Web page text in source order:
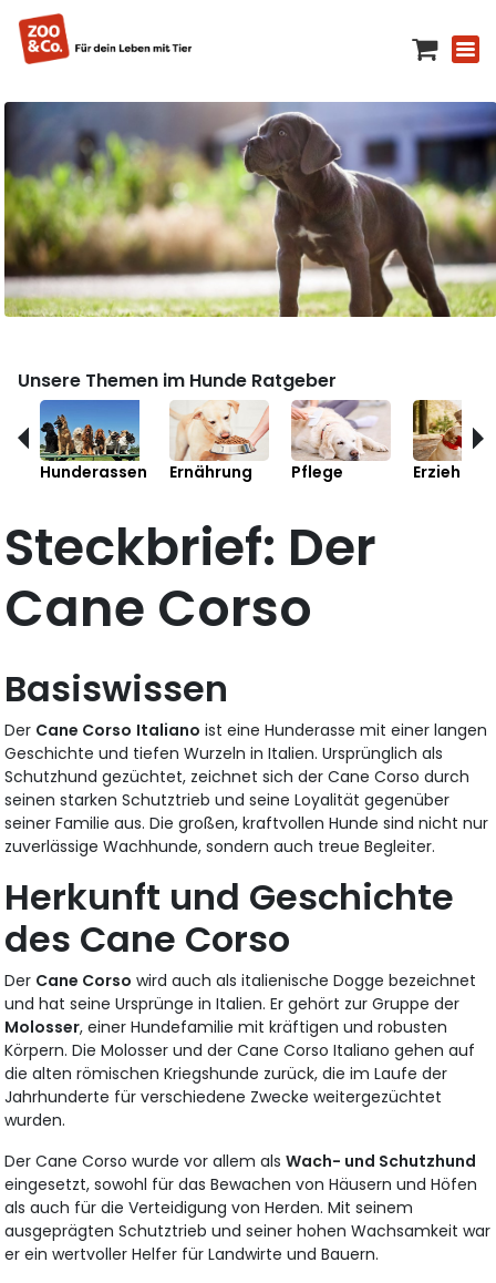
Unsere Themen im Hunde Ratgeber
Hunderassen Ernährung Pflege Erziehung
Steckbrief: Der
Cane Corso
Basiswissen
Der Cane Corso Italiano ist eine Hunderasse mit einer langen
Geschichte und tiefen Wurzeln in Italien. Ursprünglich als
Schutzhund gezüchtet, zeichnet sich der Cane Corso durch
seinen starken Schutztrieb und seine Loyalität gegenüber
seiner Familie aus. Die großen, kraftvollen Hunde sind nicht nur
zuverlässige Wachhunde, sondern auch treue Begleiter.
Herkunft und Geschichte
des Cane Corso
Der Cane Corso wird auch als italienische Dogge bezeichnet
und hat seine Ursprünge in Italien. Er gehört zur Gruppe der
Molosser, einer Hundefamilie mit kräftigen und robusten
Körpern. Die Molosser und der Cane Corso Italiano gehen auf
die alten römischen Kriegshunde zurück, die im Laufe der
Jahrhunderte für verschiedene Zwecke weitergezüchtet
wurden.
Der Cane Corso wurde vor allem alsWach- und Schutzhund
eingesetzt, sowohl für das Bewachen von Häusern und Höfen
als auch für die Verteidigung von Herden. Mit seinem
ausgeprägten Schutztrieb und seiner hohen Wachsamkeit war
er ein wertvoller Helfer für Landwirte und Bauern.